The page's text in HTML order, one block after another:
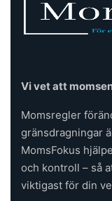
Vi vet att
Momsregler
gränsdragningar
MomsFokus
och kontroll – så
viktigast för din